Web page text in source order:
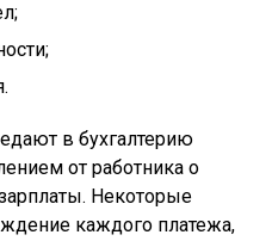
в бухгалтерию
от работника о
Некоторые
каждого платежа,